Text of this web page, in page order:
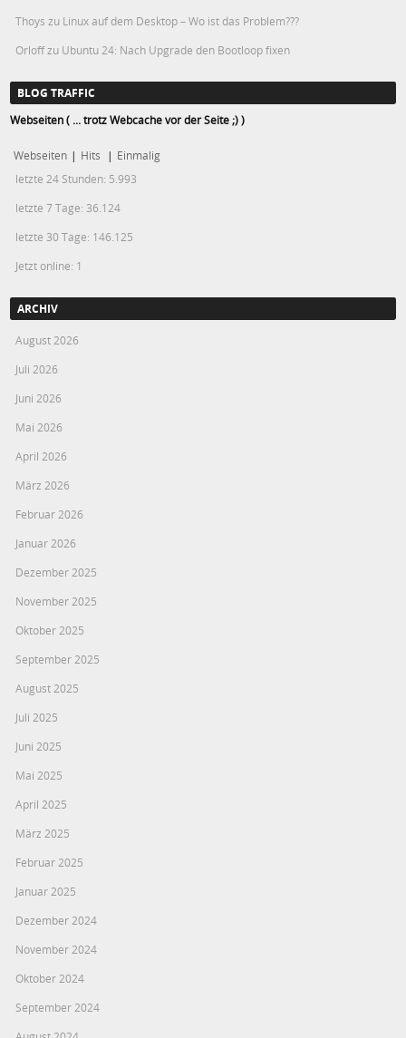
Thoys zu Linux auf dem Desktop – Wo ist das Problem???
Orloffzu Ubuntu 24: Nach Upgrade den Bootloop fixen
BLOG TRAFFIC
Webseiten ( ... trotz Webcache vor der Seite ;) )
Webseiten | Hits | Einmalig
letzte 24 Stunden: 5.993
letzte 7 Tage: 36.124
letzte 30 Tage: 146.125
Jetzt online: 1
ARCHIV
August 2026
Juli 2026
Juni 2026
Mai 2026
April 2026
März 2026
Februar 2026
Januar 2026
Dezember 2025
November 2025
Oktober 2025
September 2025
August 2025
Juli 2025
Juni 2025
Mai 2025
April 2025
März 2025
Februar 2025
Januar 2025
Dezember 2024
November 2024
Oktober 2024
September 2024